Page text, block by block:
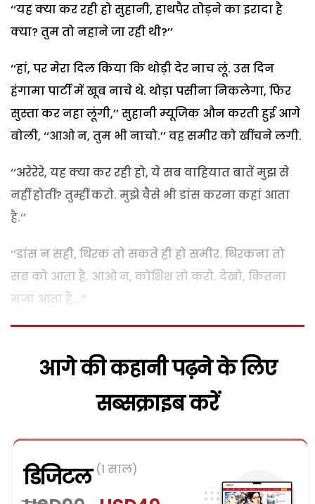
‘‘यह क्या कर रही हो सुहानी, हाथपैर तोड़ने का इरादा है
क्या? तुम तो नहाने जा रही थी?’’
‘‘हां, पर मेरा दिल किया कि थोड़ी देर नाच लूं. उस दिन
हंगामा पार्टी में खूब नाचे थे. थोड़ा पसीना निकलेगा, फिर
सुस्ता कर नहा लूंगी,’’ सुहानी म्यूजिक औन करती हुई आगे
बोली, ‘‘आओ न, तुम भी नाचो.’’ वह समीर को खींचने लगी.
‘‘अरेरेरे, यह क्या कर रही हो, ये सब वाहियात बातें मुझ से
नहीं होतीं? तुम्हीं करो. मुझे वैसे भी डांस करना कहां आता
है.’’
‘‘डांस न सही, थिरक तो सकते ही हो समीर. थिरकना तो
सब को आता है. आओ न, कोशिश तो करो. देखो, कितना
मजा आता है...’’
आगे की कहानी पढ़ने के लिए
सब्सक्राइब करें
डिजिटल (1 साल)